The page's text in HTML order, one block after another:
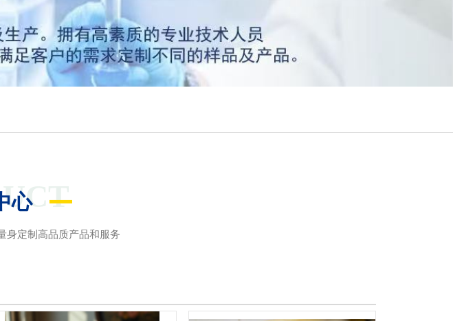
心
身定制高品质产品和服务